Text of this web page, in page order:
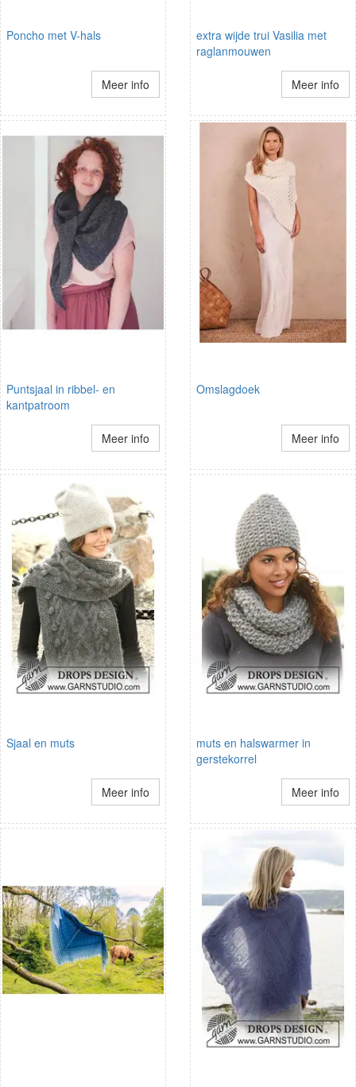
Poncho met V-hals
Meer info
extra wijde trui Vasilia met
raglanmouwen
Meer info
Puntsjaal in ribbel- en
kantpatroom
Meer info
Omslagdoek
Meer info
Sjaal en muts
Meer info
muts en halswarmer in
gerstekorrel
Meer info